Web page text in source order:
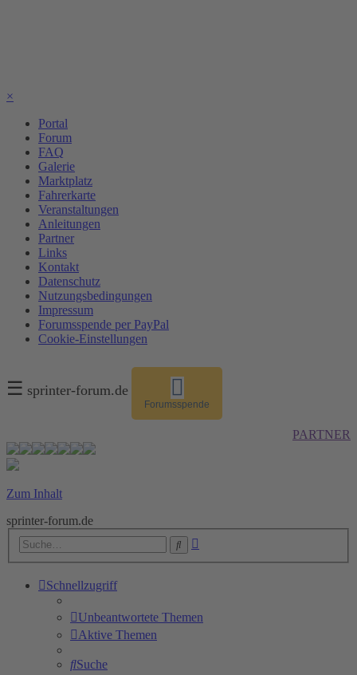
×
Portal
Forum
FAQ
Galerie
Marktplatz
Fahrerkarte
Veranstaltungen
Anleitungen
Partner
Links
Kontakt
Datenschutz
Nutzungsbedingungen
Impressum
Forumsspende per PayPal
Cookie-Einstellungen
☰ sprinter-forum.de
Forumsspende
PARTNER
Zum Inhalt
sprinter-forum.de
Suche
Schnellzugriff
Unbeantwortete Themen
Aktive Themen
Suche